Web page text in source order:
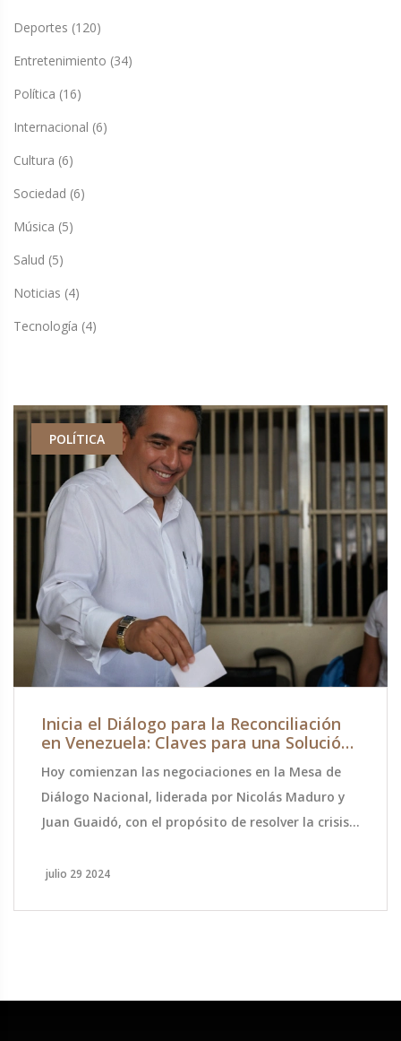
Deportes (120)
Entretenimiento (34)
Política (16)
Internacional (6)
Cultura (6)
Sociedad (6)
Música (5)
Salud (5)
Noticias (4)
Tecnología (4)
POLÍTICA
Inicia el Diálogo para la Reconciliación
en Venezuela: Claves para una Solución
Hoy comienzan las negociaciones en la Mesa de
Diálogo Nacional, liderada por Nicolás Maduro y
Juan Guaidó, con el propósito de resolver la crisis
mediación de Noruega, se abordarán temas como
julio 29 2024